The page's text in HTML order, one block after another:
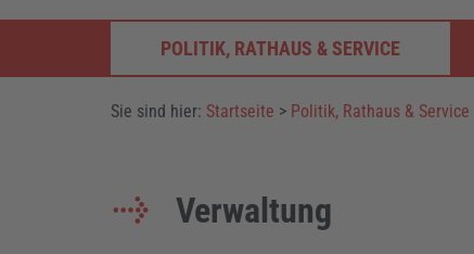
POLITIK, RATHAUS & SERVICE
Sie sind hier: Startseite > Politik, Rathaus & Service
Verwaltung